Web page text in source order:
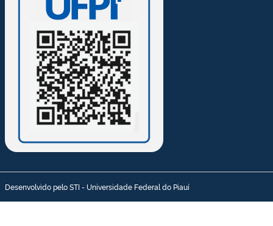
Desenvolvido pelo STI - Universidade Federal do Piauí